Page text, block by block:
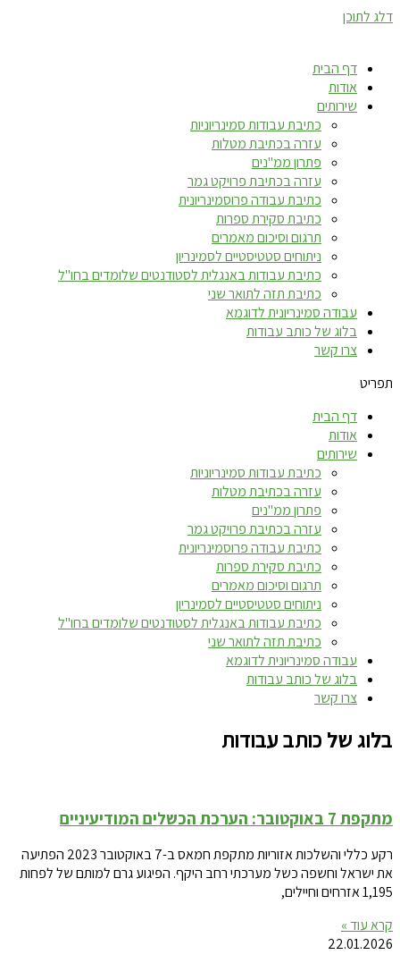
דלג לתוכן
דף הבית
אודות
שירותים
כתיבת עבודות סמינריוניות
עזרה בכתיבת מטלות
פתרון ממ"נים
עזרה בכתיבת פרויקט גמר
כתיבת עבודה פרוסמינריונית
כתיבת סקירת ספרות
תרגום וסיכום מאמרים
ניתוחים סטטיסטיים לסמינריון
כתיבת עבודות באנגלית לסטודנטים שלומדים בחו"ל
כתיבת תזה לתואר שני
עבודה סמינריונית לדוגמא
בלוג של כותב עבודות
צרו קשר
תפריט
דף הבית
אודות
שירותים
כתיבת עבודות סמינריוניות
עזרה בכתיבת מטלות
פתרון ממ"נים
עזרה בכתיבת פרויקט גמר
כתיבת עבודה פרוסמינריונית
כתיבת סקירת ספרות
תרגום וסיכום מאמרים
ניתוחים סטטיסטיים לסמינריון
כתיבת עבודות באנגלית לסטודנטים שלומדים בחו"ל
כתיבת תזה לתואר שני
עבודה סמינריונית לדוגמא
בלוג של כותב עבודות
צרו קשר
בלוג של כותב עבודות
מתקפת 7 באוקטובר: הערכת הכשלים המודיעיניים
רקע כללי והשלכות אזוריות מתקפת חמאס ב-7 באוקטובר 2023 הפתיעה
את ישראל וחשפה כשל מערכתי רחב היקף. הפיגוע גרם למותם של לפחות
1,195 אזרחים וחיילים,
קרא עוד »
22.01.2026